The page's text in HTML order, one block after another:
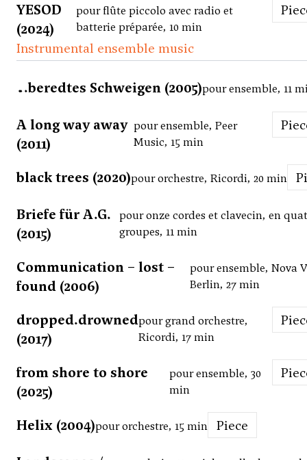
YESOD
(2024)
pour flûte piccolo avec radio et
batterie préparée, 10 min
Instrumental ensemble music
…beredtes Schweigen (2005)pour ensemble, 11
A long way away
(2011)
pour ensemble, Peer
Music, 15 min
black trees (2020)pour orchestre, Ricordi, 20 min
Briefe für A.G.
(2015)
pour onze cordes et clavecin, en
groupes, 11 min
Communication – lost –
found (2006)
pour ensemble, Nova
Berlin, 27 min
dropped.drowned
(2017)
pour grand orchestre,
Ricordi, 17 min
from shore to shore
(2025)
pour ensemble, 30
min
Helix (2004)pour orchestre, 15 min Piece